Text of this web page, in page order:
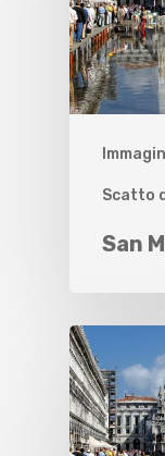
Scatto
San